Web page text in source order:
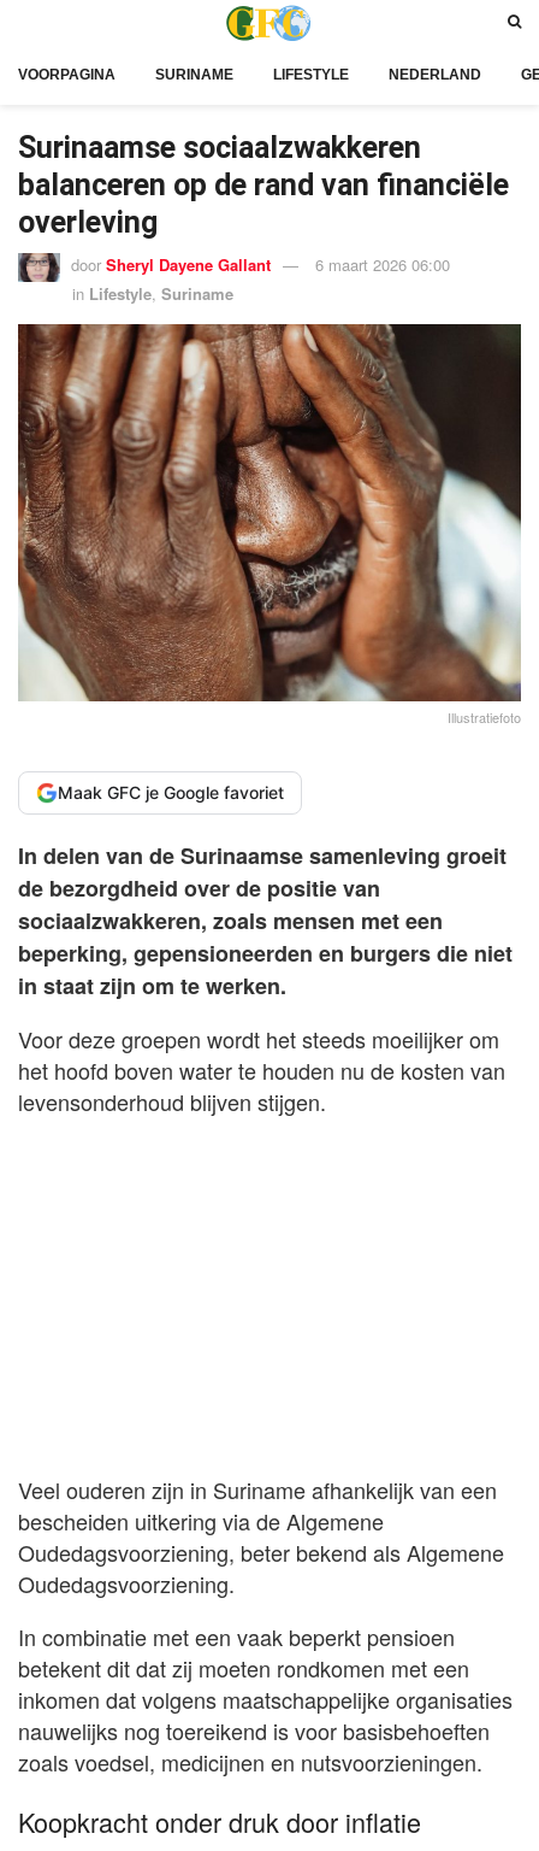
VOORPAGINA SURINAME LIFESTYLE NEDERLAND
Surinaamse sociaalzwakkeren
balanceren op de rand van financiële
overleving
door Sheryl Dayene Gallant
6 maart 2026 06:00
in Lifestyle, Suriname
Illustratiefoto
Maak GFC je Google favoriet
In delen van de Surinaamse samenleving groeit
de bezorgdheid over de positie van
sociaalzwakkeren, zoals mensen met een
beperking, gepensioneerden en burgers die niet
in staat zijn om te werken.
Voor deze groepen wordt het steeds moeilijker om
het hoofd boven water te houden nu de kosten van
levensonderhoud blijven stijgen.
Veel ouderen zijn in Suriname afhankelijk van een
bescheiden uitkering via de Algemene
Oudedagsvoorziening, beter bekend als Algemene
Oudedagsvoorziening.
In combinatie met een vaak beperkt pensioen
betekent dit dat zij moeten rondkomen met een
inkomen dat volgens maatschappelijke organisaties
nauwelijks nog toereikend is voor basisbehoeften
zoals voedsel, medicijnen en nutsvoorzieningen.
Koopkracht onder druk door inflatie